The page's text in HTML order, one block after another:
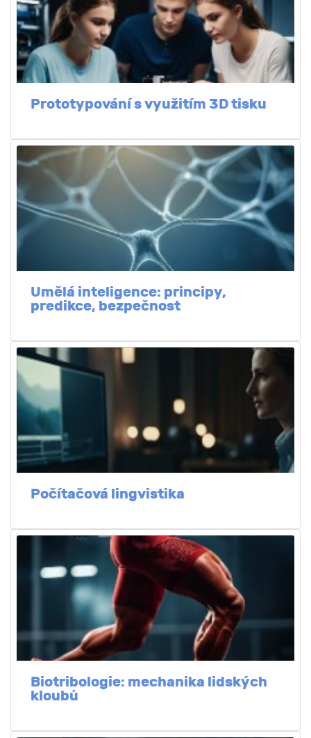
Prototypování s využitím 3D tisku
Umělá inteligence: principy,
predikce, bezpečnost
Počítačová lingvistika
Biotribologie: mechanika lidských
kloubů